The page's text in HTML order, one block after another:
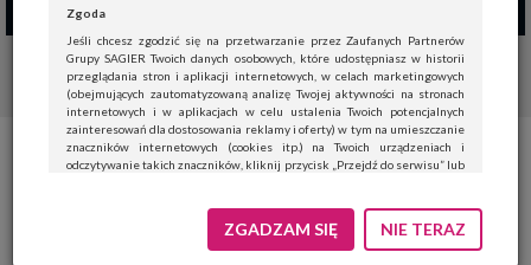
Zgoda
Jeśli chcesz zgodzić się na przetwarzanie przez Zaufanych Partnerów
Grupy SAGIER Twoich danych osobowych, które udostępniasz w historii
przeglądania stron i aplikacji internetowych, w celach marketingowych
(obejmujących zautomatyzowaną analizę Twojej aktywności na stronach
internetowych i w aplikacjach w celu ustalenia Twoich potencjalnych
zainteresowań dla dostosowania reklamy i oferty) w tym na umieszczanie
znaczników internetowych (cookies itp.) na Twoich urządzeniach i
odczytywanie takich znaczników, kliknij przycisk „Przejdź do serwisu” lub
Jeśli nie chcesz wyrazić zgody, kliknij „Nie teraz”.
Wyrażenie zgody jest dobrowolne. Możesz edytować zakres zgody, w tym
ZGADZAM SIĘ NIE TERAZ
Akademia Mistrzów. Szkoła
Mistrzyni Świata w karate
ogłasza zapisy!